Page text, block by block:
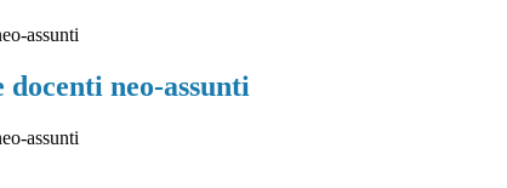
assunti
docenti neo-assunti
assunti